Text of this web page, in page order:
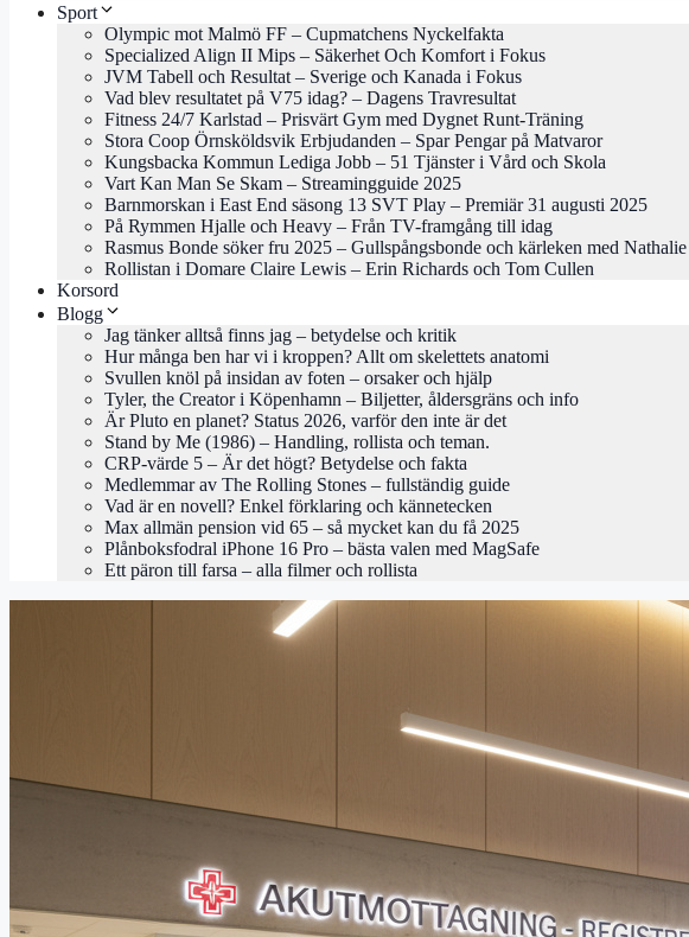
Sport
Olympic mot Malmö FF – Cupmatchens Nyckelfakta
Specialized Align II Mips – Säkerhet Och Komfort i Fokus
JVM Tabell och Resultat – Sverige och Kanada i Fokus
Vad blev resultatet på V75 idag? – Dagens Travresultat
Fitness 24/7 Karlstad – Prisvärt Gym med Dygnet Runt-Träning
Stora Coop Örnsköldsvik Erbjudanden – Spar Pengar på Matvaror
Kungsbacka Kommun Lediga Jobb – 51 Tjänster i Vård och Skola
Vart Kan Man Se Skam – Streamingguide 2025
Barnmorskan i East End säsong 13 SVT Play – Premiär 31 augusti 2025
På Rymmen Hjalle och Heavy – Från TV-framgång till idag
Rasmus Bonde söker fru 2025 – Gullspångsbonde och kärleken med Nathalie
Rollistan i Domare Claire Lewis – Erin Richards och Tom Cullen
Korsord
Blogg
Jag tänker alltså finns jag – betydelse och kritik
Hur många ben har vi i kroppen? Allt om skelettets anatomi
Svullen knöl på insidan av foten – orsaker och hjälp
Tyler, the Creator i Köpenhamn – Biljetter, åldersgräns och info
Är Pluto en planet? Status 2026, varför den inte är det
Stand by Me (1986) – Handling, rollista och teman.
CRP-värde 5 – Är det högt? Betydelse och fakta
Medlemmar av The Rolling Stones – fullständig guide
Vad är en novell? Enkel förklaring och kännetecken
Max allmän pension vid 65 – så mycket kan du få 2025
Plånboksfodral iPhone 16 Pro – bästa valen med MagSafe
Ett päron till farsa – alla filmer och rollista